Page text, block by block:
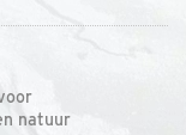
natuur